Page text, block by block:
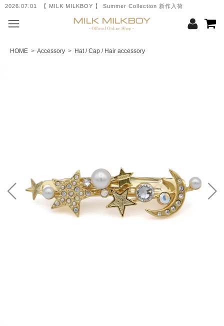
2026.06.05 【
【 MILK MILKBOY 】 Summer Collection 新作入荷
HOME > Accessory > Hat / Cap / Hair accessory